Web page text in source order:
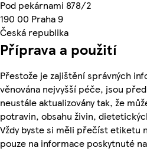
Pod pekárnami 878/2
190 00 Praha 9
Česká republika
Příprava a použití
Přestože je zajištění správných
věnována nejvyšší péče, jsou
neustále aktualizovány tak, že
potravin, obsahu živin,
Vždy byste si měli přečíst etiketu
pouze na informace poskytnuté